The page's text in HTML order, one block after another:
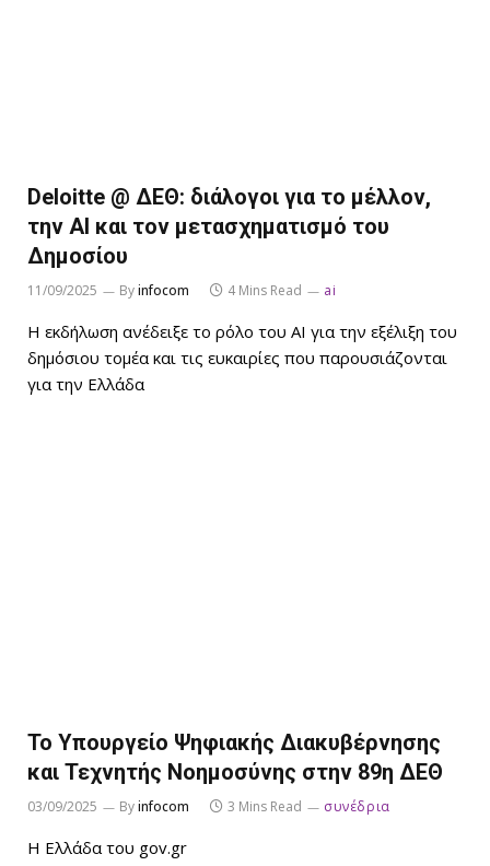
Deloitte @ ΔΕΘ: διάλογοι για το μέλλον,
την ΑΙ και τον μετασχηματισμό του
Δημοσίου
11/09/2025 Byinfocom 4 Mins Read ai
Η εκδήλωση ανέδειξε το ρόλο του ΑΙ για την εξέλιξη του
δημόσιου τομέα και τις ευκαιρίες που παρουσιάζονται
για την Ελλάδα
Το Υπουργείο Ψηφιακής Διακυβέρνησης
και Τεχνητής Νοημοσύνης στην 89η ΔΕΘ
03/09/2025 Byinfocom 3 Mins Read συνέδρια
Η Ελλάδα του gov.gr